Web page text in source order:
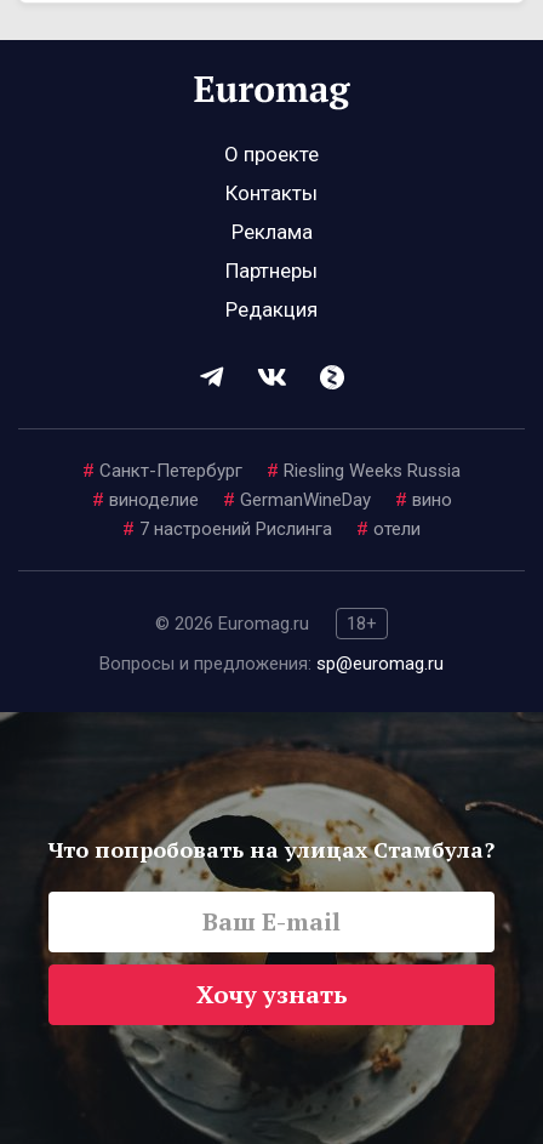
О проекте
Контакты
Реклама
Партнеры
Редакция
# Санкт-Петербург # Riesling Weeks Russia
# виноделие # GermanWineDay # вино
# 7 настроений Рислинга # отели
© 2026 Euromag.ru
18+
Вопросы и предложения: sp@euromag.ru
Что попробовать на улицах Стамбула?
Хочу узнать